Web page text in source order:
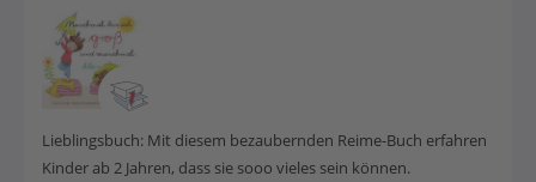
Lieblingsbuch: Mit diesem bezaubernden Reime-Buch erfahren
Kinder ab 2 Jahren, dass sie sooo vieles sein können.